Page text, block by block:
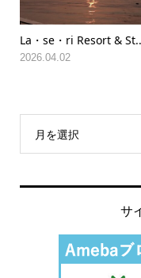
La・se・ri Resort &
2026.04.02
月を選択
サ